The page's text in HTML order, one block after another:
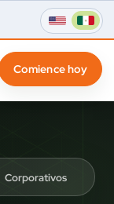
Comience hoy
Corporativos